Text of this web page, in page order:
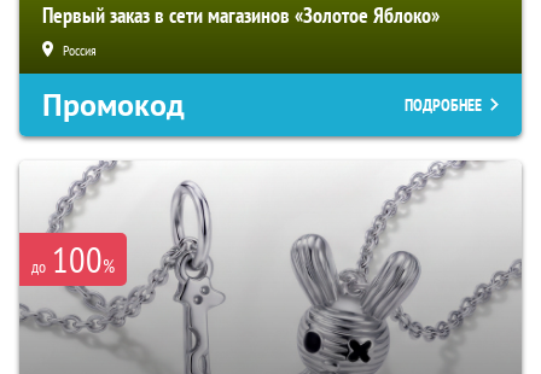
Первый заказ в сети магазинов «Золотое Яблоко»
Россия
Промокод ПОДРОБНЕЕ
до 100%